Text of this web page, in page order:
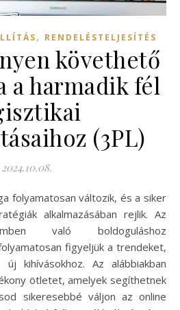
, RENDELÉSTELJESÍTÉS
követhető
a harmadik fél
(3PL)
2024.10.08.
alkalmazásában rejlik. Az
való boldoguláshoz
figyeljük a trendeket,
kihívásokhoz. Az alábbiakban
ötletet, amelyek segíthetnek
sikeresebbé váljon az online